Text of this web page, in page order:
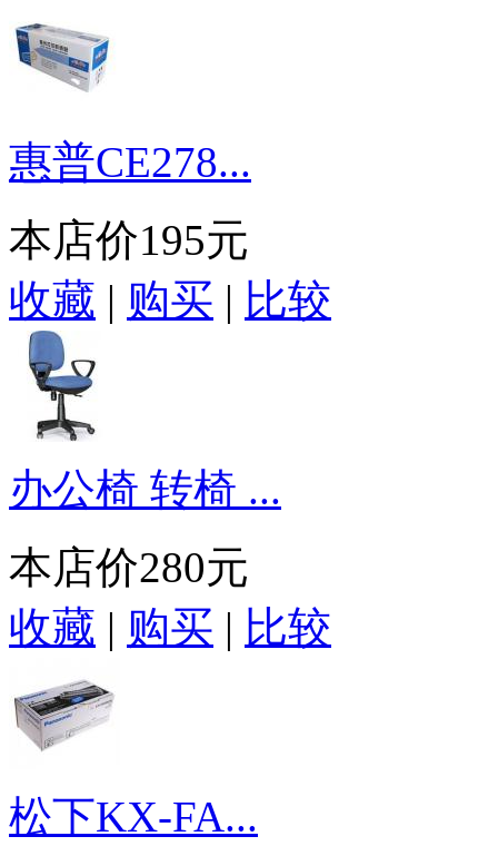
惠普CE278...
本店价195元
收藏 | 购买 | 比较
办公椅 转椅 ...
本店价280元
收藏 | 购买 | 比较
松下KX-FA...